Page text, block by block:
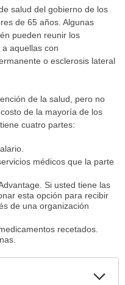
salud del gobierno de los
de 65 años. Algunas
pueden reunir los
aquellas con
o esclerosis lateral
de la salud, pero no
de la mayoría de los
cuatro partes:
médicos que la parte
Si usted tiene las
esta opción para recibir
de una organización
recetados.